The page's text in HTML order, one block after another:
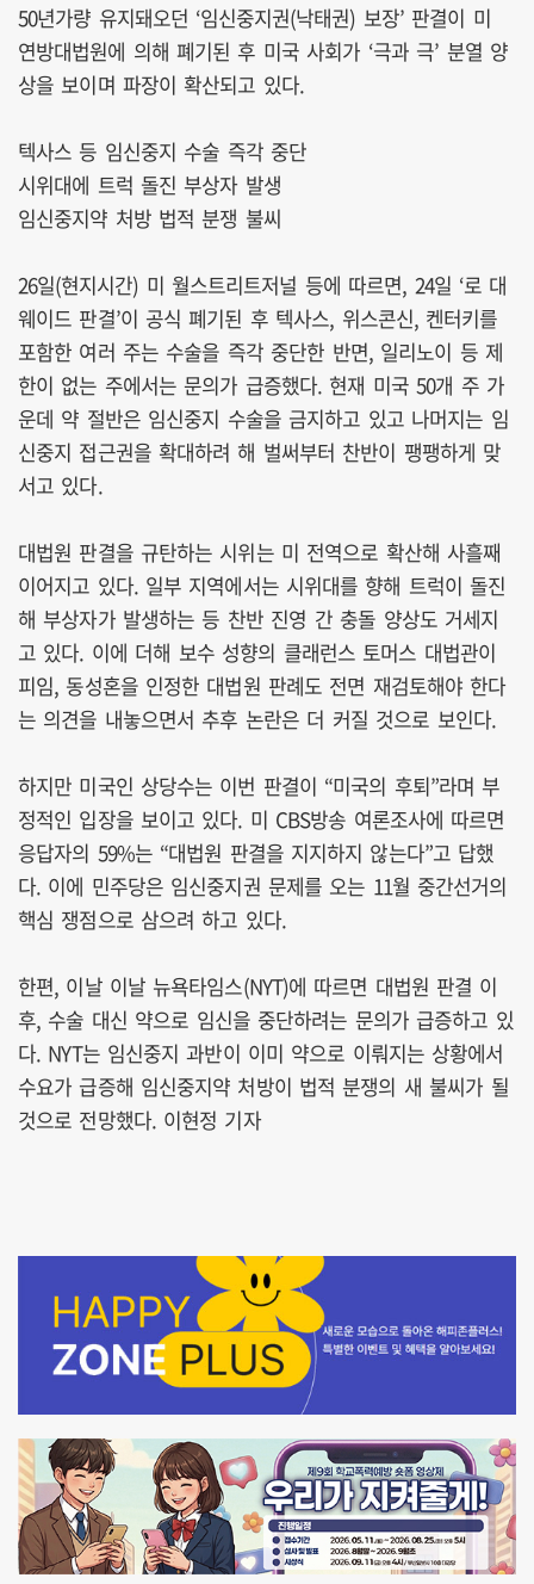
50년가량 유지돼오던 ‘임신중지권(낙태권) 보장’ 판결이 미
연방대법원에 의해 폐기된 후 미국 사회가 ‘극과 극’ 분열 양
상을 보이며 파장이 확산되고 있다.
텍사스 등 임신중지 수술 즉각 중단
시위대에 트럭 돌진 부상자 발생
임신중지약 처방 법적 분쟁 불씨
26일(현지시간) 미 월스트리트저널 등에 따르면, 24일 ‘로 대
웨이드 판결’이 공식 폐기된 후 텍사스, 위스콘신, 켄터키를
포함한 여러 주는 수술을 즉각 중단한 반면, 일리노이 등 제
한이 없는 주에서는 문의가 급증했다. 현재 미국 50개 주 가
운데 약 절반은 임신중지 수술을 금지하고 있고 나머지는 임
신중지 접근권을 확대하려 해 벌써부터 찬반이 팽팽하게 맞
서고 있다.
대법원 판결을 규탄하는 시위는 미 전역으로 확산해 사흘째
이어지고 있다. 일부 지역에서는 시위대를 향해 트럭이 돌진
해 부상자가 발생하는 등 찬반 진영 간 충돌 양상도 거세지
고 있다. 이에 더해 보수 성향의 클래런스 토머스 대법관이
피임, 동성혼을 인정한 대법원 판례도 전면 재검토해야 한다
는 의견을 내놓으면서 추후 논란은 더 커질 것으로 보인다.
하지만 미국인 상당수는 이번 판결이 “미국의 후퇴”라며 부
정적인 입장을 보이고 있다. 미 CBS방송 여론조사에 따르면
응답자의 59%는 “대법원 판결을 지지하지 않는다”고 답했
다. 이에 민주당은 임신중지권 문제를 오는 11월 중간선거의
핵심 쟁점으로 삼으려 하고 있다.
한편, 이날 이날 뉴욕타임스(NYT)에 따르면 대법원 판결 이
후, 수술 대신 약으로 임신을 중단하려는 문의가 급증하고 있
다. NYT는 임신중지 과반이 이미 약으로 이뤄지는 상황에서
수요가 급증해 임신중지약 처방이 법적 분쟁의 새 불씨가 될
것으로 전망했다. 이현정 기자